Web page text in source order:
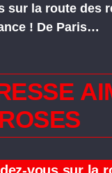
sur la route des
! De Paris…